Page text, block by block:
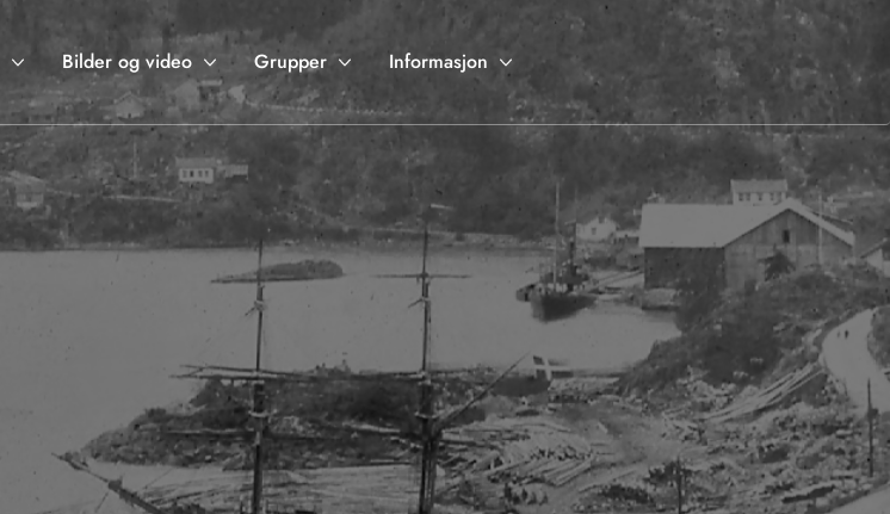
Bilder og video Grupper Informasjon